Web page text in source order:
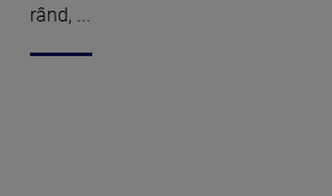
rând, ...